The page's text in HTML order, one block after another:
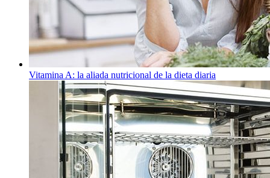
Vitamina A: la aliada nutricional de la dieta diaria